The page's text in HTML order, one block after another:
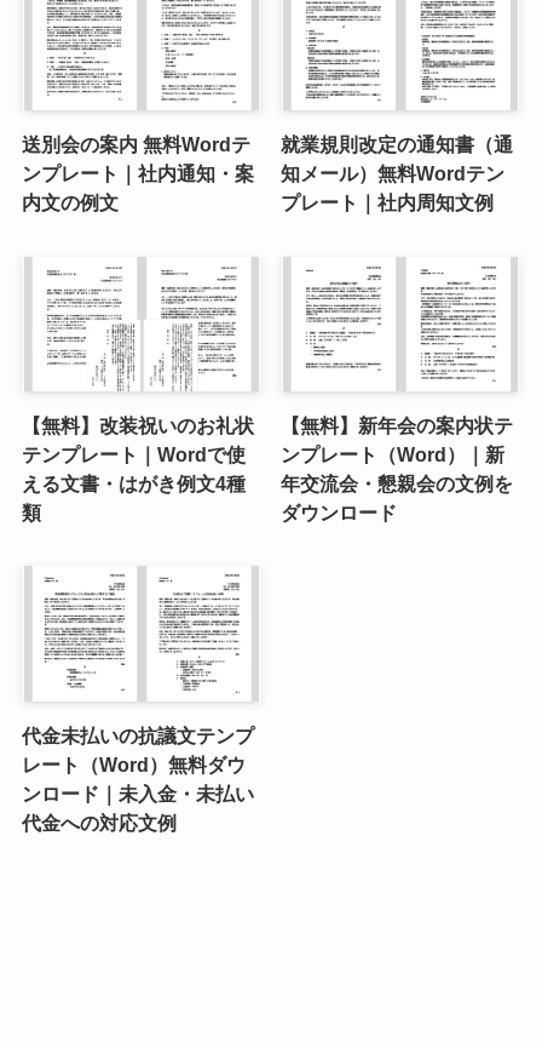
送別会の案内 無料Wordテ
ンプレート｜社内通知・案
内文の例文
就業規則改定の通知書（通
知メール）無料Wordテン
プレート｜社内周知文例
【無料】改装祝いのお礼状
テンプレート｜Wordで使
える文書・はがき例文4種
類
【無料】新年会の案内状テ
ンプレート（Word）｜新
年交流会・懇親会の文例を
ダウンロード
代金未払いの抗議文テンプ
レート（Word）無料ダウ
ンロード｜未入金・未払い
代金への対応文例